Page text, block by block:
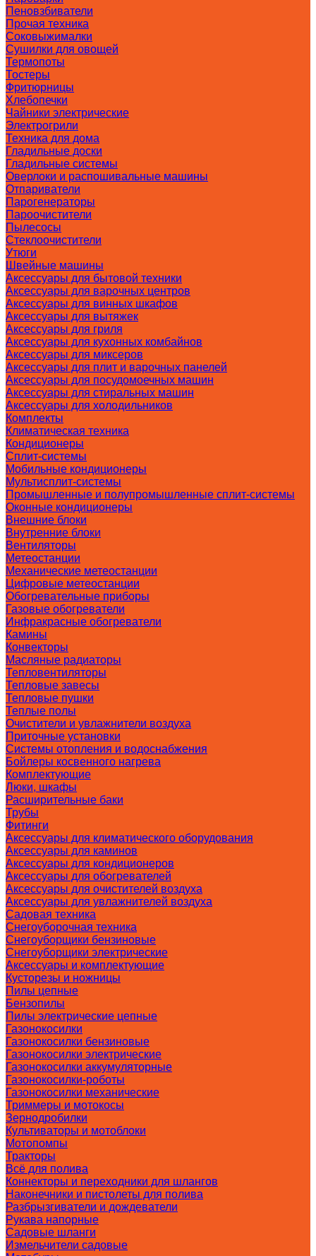
Пеновзбиватели
Прочая техника
Соковыжималки
Сушилки для овощей
Термопоты
Тостеры
Фритюрницы
Хлебопечки
Чайники электрические
Электрогрили
Техника для дома
Гладильные доски
Гладильные системы
Оверлоки и распошивальные машины
Отпариватели
Парогенераторы
Пароочистители
Пылесосы
Стеклоочистители
Утюги
Швейные машины
Аксессуары для бытовой техники
Аксессуары для варочных центров
Аксессуары для винных шкафов
Аксессуары для вытяжек
Аксессуары для гриля
Аксессуары для кухонных комбайнов
Аксессуары для миксеров
Аксессуары для плит и варочных панелей
Аксессуары для посудомоечных машин
Аксессуары для стиральных машин
Аксессуары для холодильников
Комплекты
Климатическая техника
Кондиционеры
Сплит-системы
Мобильные кондиционеры
Мультисплит-системы
Промышленные и полупромышленные сплит-системы
Оконные кондиционеры
Внешние блоки
Внутренние блоки
Вентиляторы
Метеостанции
Механические метеостанции
Цифровые метеостанции
Обогревательные приборы
Газовые обогреватели
Инфракрасные обогреватели
Камины
Конвекторы
Масляные радиаторы
Тепловентиляторы
Тепловые завесы
Тепловые пушки
Теплые полы
Очистители и увлажнители воздуха
Приточные установки
Системы отопления и водоснабжения
Бойлеры косвенного нагрева
Комплектующие
Люки, шкафы
Расширительные баки
Трубы
Фитинги
Аксессуары для климатического оборудования
Аксессуары для каминов
Аксессуары для кондиционеров
Аксессуары для обогревателей
Аксессуары для очистителей воздуха
Аксессуары для увлажнителей воздуха
Садовая техника
Снегоуборочная техника
Снегоуборщики бензиновые
Снегоуборщики электрические
Аксессуары и комплектующие
Кусторезы и ножницы
Пилы цепные
Бензопилы
Пилы электрические цепные
Газонокосилки
Газонокосилки бензиновые
Газонокосилки электрические
Газонокосилки аккумуляторные
Газонокосилки-роботы
Газонокосилки механические
Триммеры и мотокосы
Зернодробилки
Культиваторы и мотоблоки
Мотопомпы
Тракторы
Всё для полива
Коннекторы и переходники для шлангов
Наконечники и пистолеты для полива
Разбрызгиватели и дождеватели
Рукава напорные
Садовые шланги
Измельчители садовые